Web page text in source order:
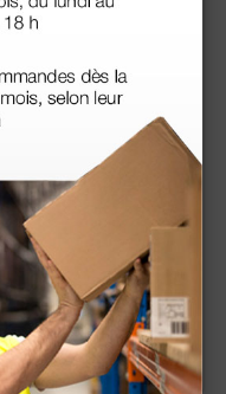
Cubresonda para ter
mómetro Gentle Te
mp 520 y 521
7,15 €
(Precio sin IVA)
40 uds.